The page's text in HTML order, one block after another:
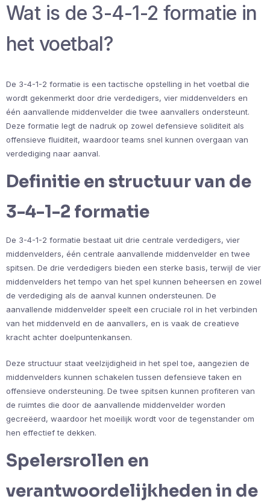
Wat is de 3-4-1-2 formatie in
het voetbal?
De 3-4-1-2 formatie is een tactische opstelling in het voetbal die
wordt gekenmerkt door drie verdedigers, vier middenvelders en
één aanvallende middenvelder die twee aanvallers ondersteunt.
Deze formatie legt de nadruk op zowel defensieve soliditeit als
offensieve fluiditeit, waardoor teams snel kunnen overgaan van
verdediging naar aanval.
Definitie en structuur van de
3-4-1-2 formatie
De 3-4-1-2 formatie bestaat uit drie centrale verdedigers, vier
middenvelders, één centrale aanvallende middenvelder en twee
spitsen. De drie verdedigers bieden een sterke basis, terwijl de vier
middenvelders het tempo van het spel kunnen beheersen en zowel
de verdediging als de aanval kunnen ondersteunen. De
aanvallende middenvelder speelt een cruciale rol in het verbinden
van het middenveld en de aanvallers, en is vaak de creatieve
kracht achter doelpuntenkansen.
Deze structuur staat veelzijdigheid in het spel toe, aangezien de
middenvelders kunnen schakelen tussen defensieve taken en
offensieve ondersteuning. De twee spitsen kunnen profiteren van
de ruimtes die door de aanvallende middenvelder worden
gecreëerd, waardoor het moeilijk wordt voor de tegenstander om
hen effectief te dekken.
Spelersrollen en
verantwoordelijkheden in de